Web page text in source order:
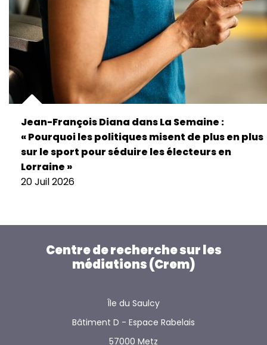
Jean-François Diana dans La Semaine :
« Pourquoi les politiques misent de plus en plus
sur le sport pour séduire les électeurs en
Lorraine »
20 Juil 2026
Centre de recherche sur les
médiations (Crem)
Île du Saulcy
Bâtiment D - Espace Rabelais
57000 Metz